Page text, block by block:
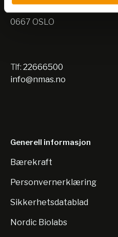
0667 OSLO
Tlf: 22666500
info@nmas.no
Generell informasjon
Bærekraft
Personvernerklæring
Sikkerhetsdatablad
Nordic Biolabs